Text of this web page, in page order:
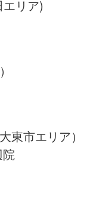
リア)
東市エリア）